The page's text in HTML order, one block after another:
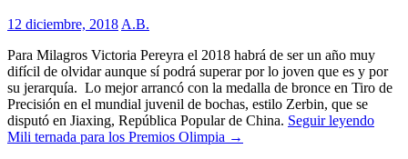
12 diciembre, 2018 A.B.
Para Milagros Victoria Pereyra el 2018 habrá de ser un año muy
difícil de olvidar aunque sí podrá superar por lo joven que es y por
su jerarquía. Lo mejor arrancó con la medalla de bronce en Tiro de
Precisión en el mundial juvenil de bochas, estilo Zerbin, que se
disputó en Jiaxing, República Popular de China. Seguir leyendo
Mili ternada para los Premios Olimpia →